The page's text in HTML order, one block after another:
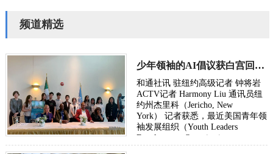
频道精选
少年领袖的AI倡议获白宫回信：总统鼓励下一代投身AI时代
和通社讯 驻纽约高级记者 钟将岩
ACTV记者 Harmony Liu 通讯员纽
约州杰里科（Jericho, New
York） 记者获悉，最近美国青年领
袖发展组织（Youth Leaders
Development Organization，